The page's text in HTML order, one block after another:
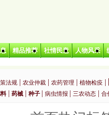
精品推荐 社情民意 人物风采
法规 | 农业仲裁 | 农药管理 | 植物检疫 |
|药械 |种子 |病虫情报 | 三农动态 |合